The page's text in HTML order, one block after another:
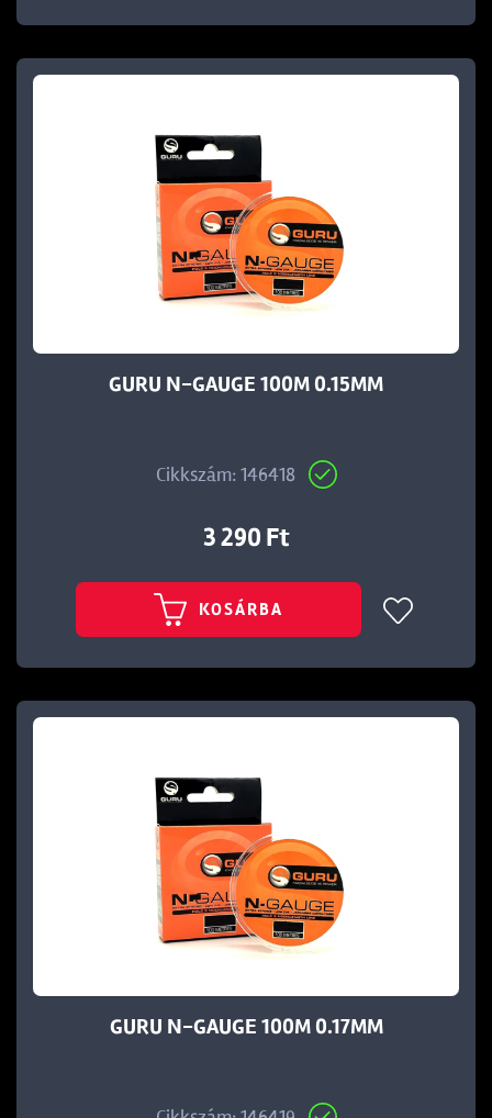
GURU N-GAUGE 100M 0.15MM
Cikkszám: 146418
3 290 Ft
KOSÁRBA
GURU N-GAUGE 100M 0.17MM